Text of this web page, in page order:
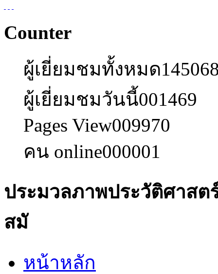
Counter
ผู้เยี่ยมชมทั้งหมด
ผู้เยี่ยมชมวันนี้001469
Pages View009970
คน online000001
ประมวลภาพประวัติศาสต
สมั
หน้าหลัก